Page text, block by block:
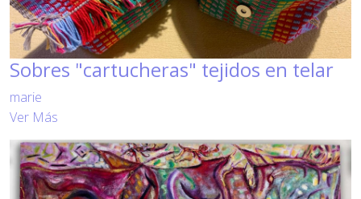
Sobres "cartucheras" tejidos en telar
marie
Ver Más